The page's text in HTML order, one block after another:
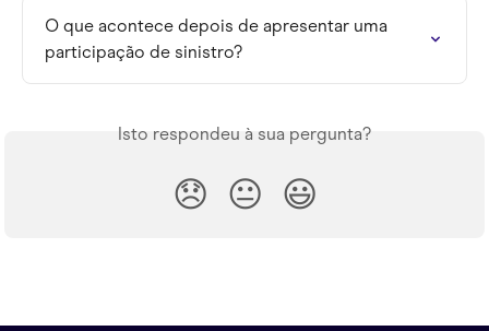
O que acontece depois de apresentar uma
participação de sinistro?
Isto respondeu à sua pergunta?
😞 😐 😃